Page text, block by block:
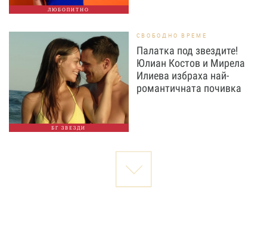
ЛЮБОПИТНО
БГ ЗВЕЗДИ
СВОБОДНО ВРЕМЕ
Палатка под звездите!
Юлиан Костов и Мирела
Илиева избраха най-
романтичната почивка